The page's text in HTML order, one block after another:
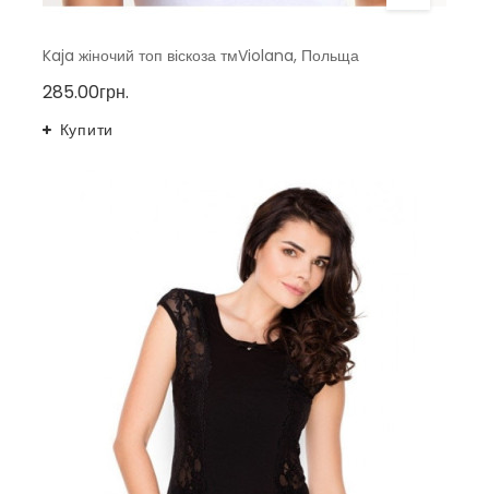
Kaja жіночий топ віскоза тмViolana, Польща
285.00грн.
Купити